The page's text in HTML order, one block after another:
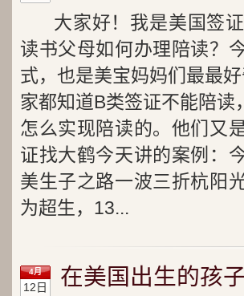
大家好！我是美国签
读书父母如何办理陪读？
式，也是美宝妈妈们最最
家都知道B类签证不能陪
怎么实现陪读的。他们又
证找大鹤今天讲的案例：
美生子之路一波三折杭阳
为超生，13...
4月
12日 在美国出生的孩